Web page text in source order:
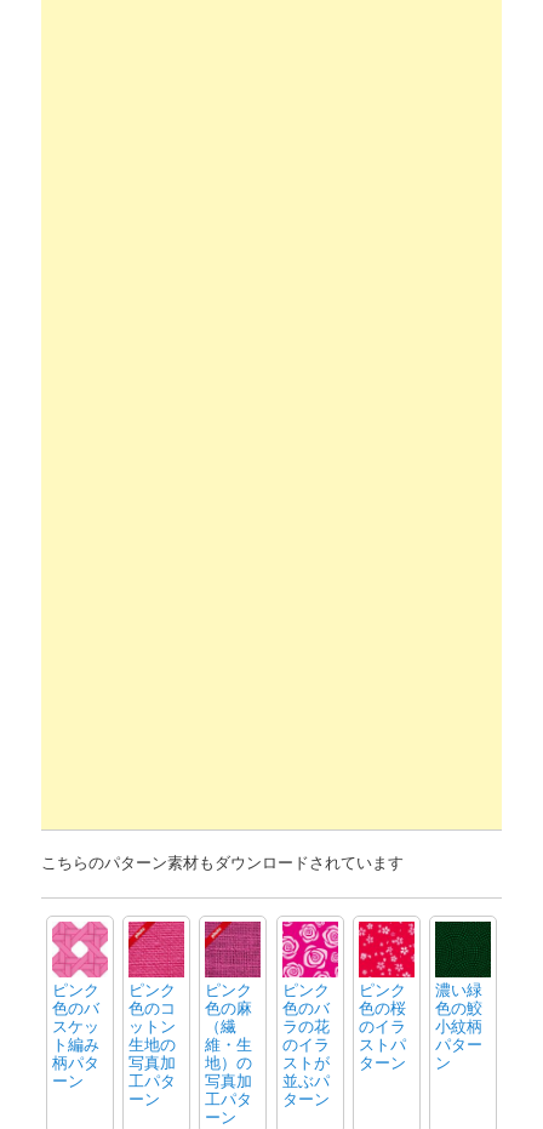
こちらのパターン素材もダウンロードされています
ピンク
色のバ
スケッ
ト編み
柄パタ
ーン
ピンク
色のコ
ットン
生地の
写真加
工パタ
ーン
ピンク
色の麻
（繊
維・生
地）の
写真加
工パタ
ーン
ピンク
色のバ
ラの花
のイラ
ストが
並ぶパ
ターン
ピンク
色の桜
のイラ
ストパ
ターン
濃い緑
色の鮫
小紋柄
パター
ン